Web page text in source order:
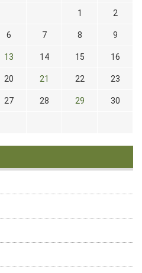
1 2
6 7 8 9
13 14 15 16
20 21 22 23
27 28 29 30